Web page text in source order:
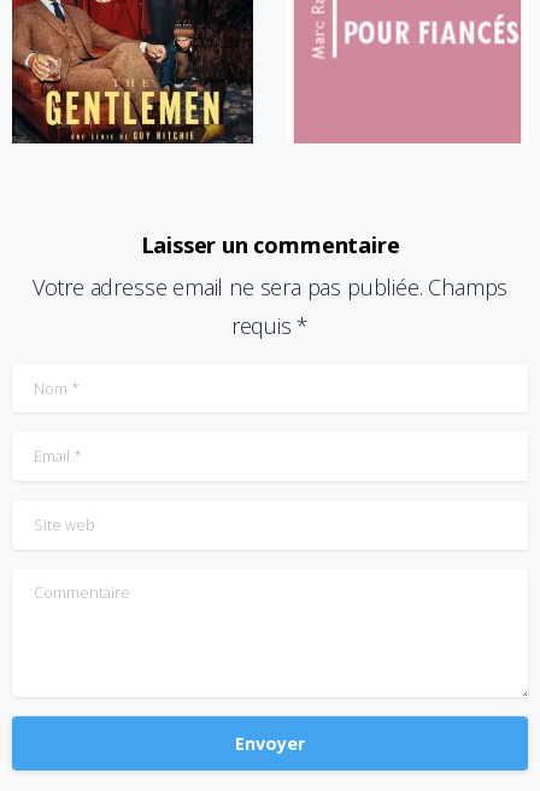
Laisser un commentaire
Votre adresse email ne sera pas publiée. Champs
requis *
Nom*
Email*
Site web
Commentaire